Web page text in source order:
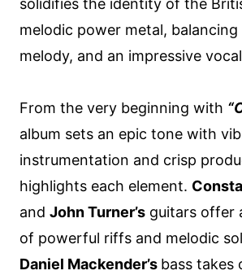
solidifies the identity of the
melodic power metal, balancing
melody, and an impressive
From the very beginning with
album sets an epic tone with
instrumentation and crisp
highlights each element.
and John Turner’s guitars offer
of powerful riffs and melodic
Daniel Mackender’s bass takes